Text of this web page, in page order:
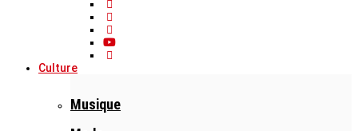
Culture
Musique